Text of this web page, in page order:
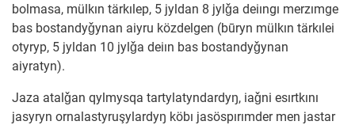
bolmasa, mülkın tärkılep, 5 jyldan 8 jylǧa deiıngı merzımge
bas bostandyǧynan aiyru közdelgen (būryn mülkın tärkılei
otyryp, 5 jyldan 10 jylǧa deiın bas bostandyǧynan
aiyratyn).
Jaza atalǧan qylmysqa tartylatyndardyŋ, iaǧni esırtkını
jasyryn ornalastyruşylardyŋ köbı jasöspırımder men jastar